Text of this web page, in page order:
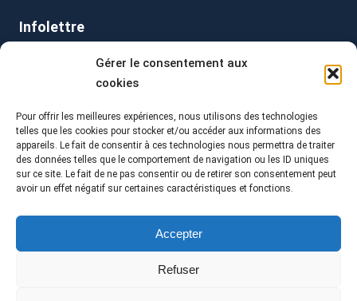
Gérer le consentement aux
cookies
Pour offrir les meilleures expériences, nous utilisons des technologies
telles que les cookies pour stocker et/ou accéder aux informations des
appareils. Le fait de consentir à ces technologies nous permettra de traiter
des données telles que le comportement de navigation ou les ID uniques
sur ce site. Le fait de ne pas consentir ou de retirer son consentement peut
avoir un effet négatif sur certaines caractéristiques et fonctions.
Accepter
Refuser
Infolettre
Inscrivez-vous dès maintenant à notre infolettre !
Clavardez avec nous!
Conception Web :Polka/Arsenal
Politique de confidentialité et des renseignements personnels